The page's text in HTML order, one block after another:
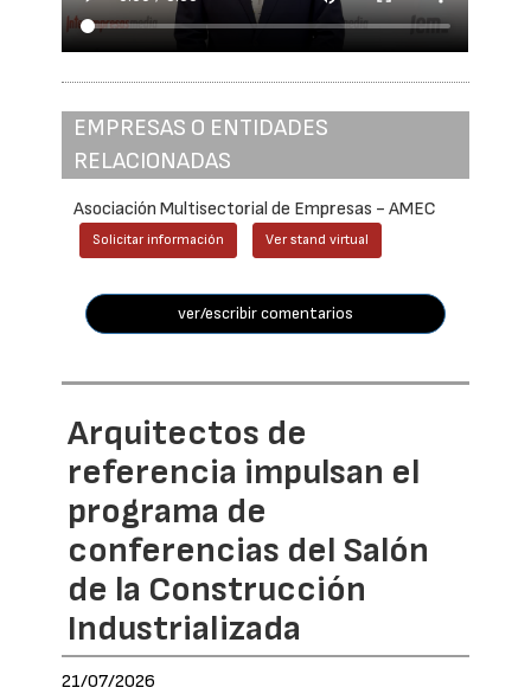
EMPRESAS O ENTIDADES
RELACIONADAS
Asociación Multisectorial de Empresas - AMEC
Solicitar información Ver stand virtual
ver/escribir comentarios
Arquitectos de
referencia impulsan el
programa de
conferencias del Salón
de la Construcción
Industrializada
21/07/2026